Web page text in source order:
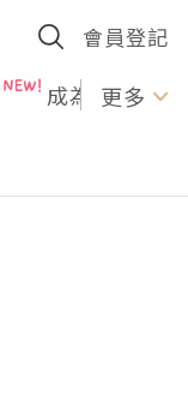
會員登記
成為U更多